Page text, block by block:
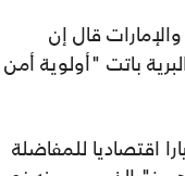
قال إن
باتت "أولوية أمن
اقتصاديا للمفاضلة